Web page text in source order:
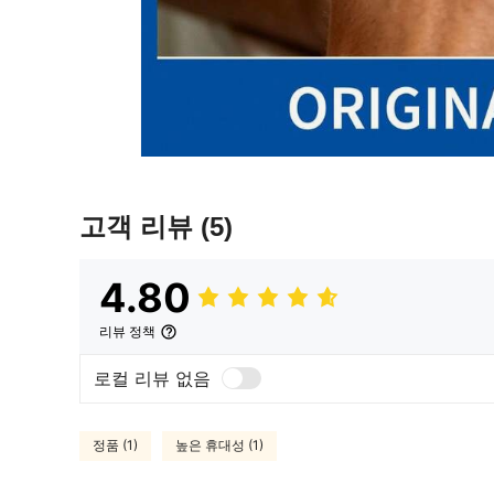
고객 리뷰 (5)
4.80
리뷰 정책
로컬 리뷰 없음
정품 (1) 높은 휴대성 (1)